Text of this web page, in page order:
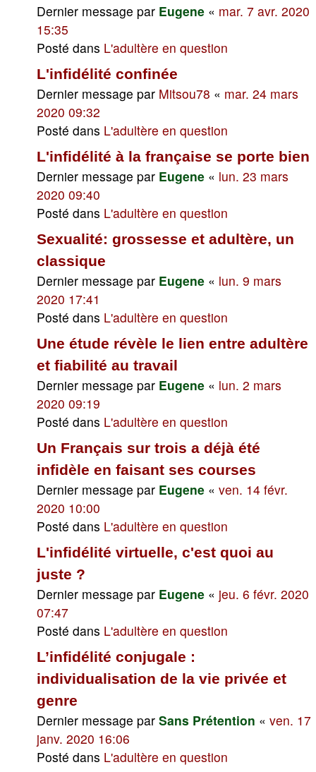
Dernier message par Eugene « mar. 7 avr. 2020
15:35
Posté dans L'adultère en question
L'infidélité confinée
Dernier message par Mitsou78 « mar. 24 mars
2020 09:32
Posté dans L'adultère en question
L'infidélité à la française se porte bien
Dernier message par Eugene « lun. 23 mars
2020 09:40
Posté dans L'adultère en question
Sexualité: grossesse et adultère, un
classique
Dernier message par Eugene « lun. 9 mars
2020 17:41
Posté dans L'adultère en question
Une étude révèle le lien entre adultère
et fiabilité au travail
Dernier message par Eugene « lun. 2 mars
2020 09:19
Posté dans L'adultère en question
Un Français sur trois a déjà été
infidèle en faisant ses courses
Dernier message par Eugene « ven. 14 févr.
2020 10:00
Posté dans L'adultère en question
L'infidélité virtuelle, c'est quoi au
juste ?
Dernier message par Eugene « jeu. 6 févr. 2020
07:47
Posté dans L'adultère en question
L’infidélité conjugale :
individualisation de la vie privée et
genre
Dernier message par Sans Prétention « ven. 17
janv. 2020 16:06
Posté dans L'adultère en question